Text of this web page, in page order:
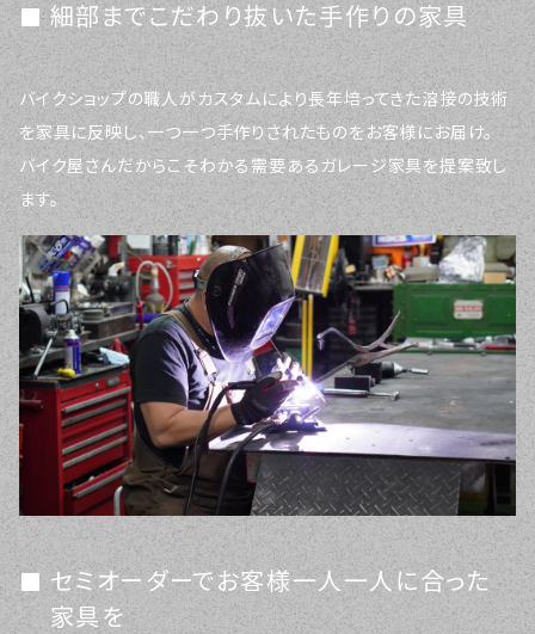
細部までこだわり抜いた手作りの家具
バイクショップの職人がカスタムにより長年培ってきた溶接の技術
を家具に反映し、一つ一つ手作りされたものをお客様にお届け。
バイク屋さんだからこそわかる需要あるガレージ家具を提案致し
ます。
セミオーダーでお客様一人一人に合った
家具を